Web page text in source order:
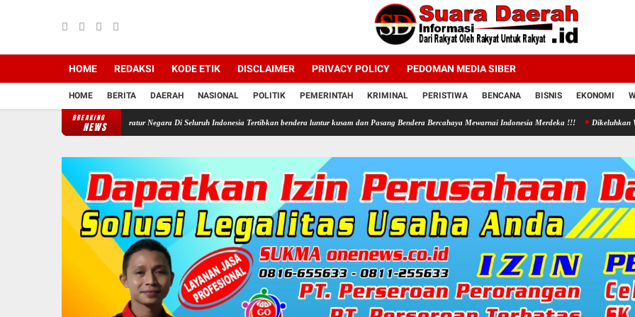
HOME REDAKSI KODE ETIK DISCLAIMER PRIVACY POLICY PEDOMAN MEDIA SIBER
HOME BERITA DAERAH NASIONAL POLITIK PEMERINTAH KRIMINAL PERISTIWA BENCANA BISNIS EKONOMI
BREAKING
NEWS
Semua Aparatur Negara Di Seluruh Indonesia Tertibkan bendera luntur kusam dan Pasang Bendera Bercahaya Mewarnai Indonesia Merdeka !!! Dikeluhkan Warga Jono